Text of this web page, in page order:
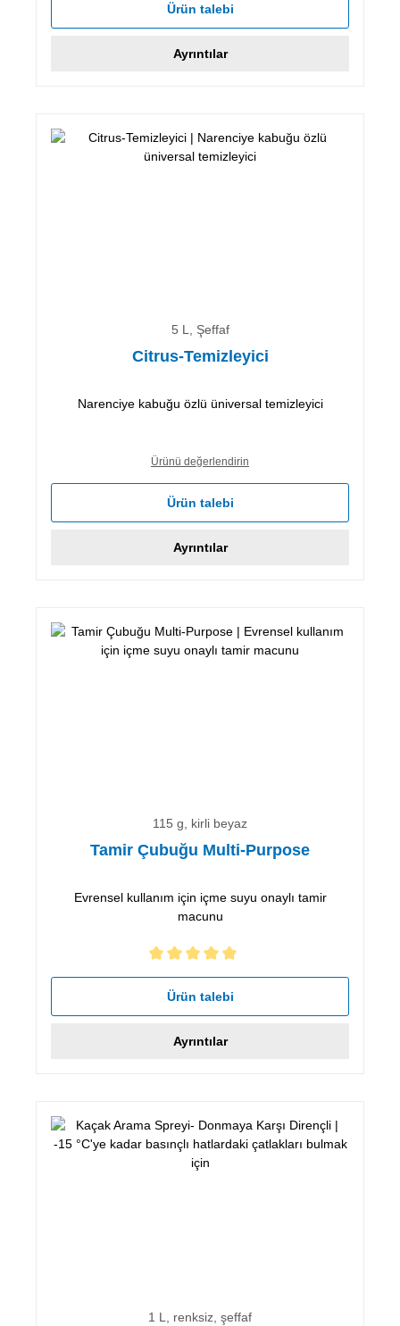
Ürün talebi
Ayrıntılar
5 L, Şeffaf
Citrus-Temizleyici
Narenciye kabuğu özlü üniversal temizleyici
Ürünü değerlendirin
Ürün talebi
Ayrıntılar
115 g, kirli beyaz
Tamir Çubuğu Multi-Purpose
Evrensel kullanım için içme suyu onaylı tamir
macunu
5 yıldız üzerinden 5 ortalama puanı
Ürün talebi
Ayrıntılar
1 L, renksiz, şeffaf